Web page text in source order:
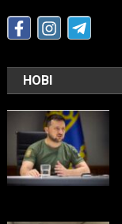
НОВІ